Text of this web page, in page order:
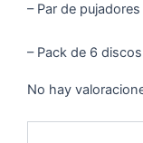
– Par de
– Pack de 6
No hay